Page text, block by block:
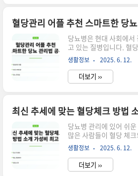
효과 10분 만에 변화하
분 만에 완벽 이해하는
의 중요성 당뇨병 환자
리의 핵심 요소입니다.
자는 신속하게 자신의 혈
기반으로 식사 조절이나
혈당관리 어플 추천 스마트한 당
당뇨병은 현대 사회에서
고 있는 질병입니다. 혈
심 요소로, 이를 보다 효
대폰 혈당 관리 어플의
포스트에서는 효과적인
플에 대해 알아보겠습
바로가기휴대폰보험가
혈당 관리의 중요성 혈당
매우 중요한 요소입니다
증 예방과 더불어 전반
미칩니다. 혈당 수치를
하는 것은 당뇨병 관리의
습관..
생활정보 2025. 6. 12.
더보기 ››
최신 추세에 맞는 혈당체크 방법
당뇨병 관리에 있어 쉬
많은 사람들이 혈당 체
어떻게 해야 할지 막막해
번 포스트에서는 최신 추
을 소개하고, 가성비 좋
를 통해 혈당 관리가 쉬
생활정보 2025. 6. 12.
더보기 ››